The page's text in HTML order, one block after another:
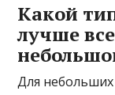
Какой
лучше
Для